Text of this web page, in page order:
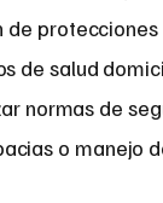
de salud
normas de
o manejo